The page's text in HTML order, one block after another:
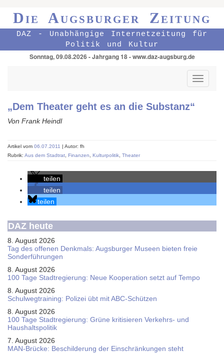
Die Augsburger Zeitung
DAZ - Unabhängige Internetzeitung für
Politik und Kultur
Sonntag, 09.08.2026 - Jahrgang 18 - www.daz-augsburg.de
Toggle
„Dem Theater geht es an die Substanz“
Von Frank Heindl
Artikel vom 06.07.2011 | Autor: fh
Rubrik: Aus dem Stadtrat Finanzen Kulturpolitik Theater
teilen
teilen
teilen
DAZ heute
8. August 2026
Tag des offenen Denkmals: Augsburger Museen bieten freie
Sonderführungen
8. August 2026
100 Tage Stadtregierung: Neue Kooperation setzt auf Tempo
8. August 2026
Schul­weg­trai­ning: Poli­zei übt mit ABC-Schüt­zen
8. August 2026
100 Tage Stadtregierung: Grüne kritisieren Verkehrs- und
Haushaltspolitik
7. August 2026
MAN-Brücke: Beschilderung der Einschränkungen steht